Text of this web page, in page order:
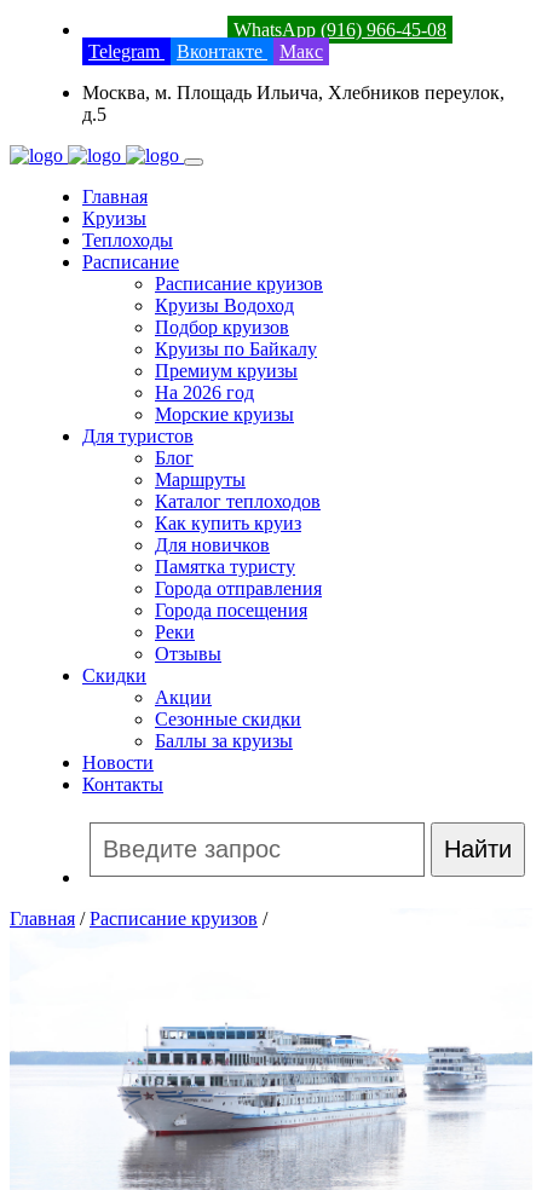
WhatsApp (916) 966-45-08
Telegram
Вконтакте
Макс
Москва, м. Площадь Ильича, Хлебников переулок,
д.5
Главная
Круизы
Теплоходы
Расписание
Расписание круизов
Круизы Водоход
Подбор круизов
Круизы по Байкалу
Премиум круизы
На 2026 год
Морские круизы
Для туристов
Блог
Маршруты
Каталог теплоходов
Как купить круиз
Для новичков
Памятка туристу
Города отправления
Города посещения
Реки
Отзывы
Скидки
Акции
Сезонные скидки
Баллы за круизы
Новости
Контакты
Главная /Расписание круизов /